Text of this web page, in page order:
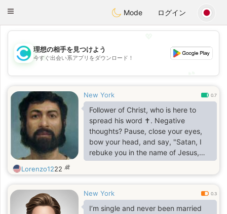
olombiaCitas
Toggle
Mode ログイン
💖
💕
理想の相手を見つけよう
今すぐ出会い系アプリをダウンロード！
New York 0.7
Follower of Christ, who is here to
spread his word ✝️. Negative
thoughts? Pause, close your eyes,
bow your head, and say, "Satan, I
rebuke you in the name of Jesus,
Amen." Then, everything will be fine
:).
Lorenzo1222 歳
New York 0.3
I’m single and never been married